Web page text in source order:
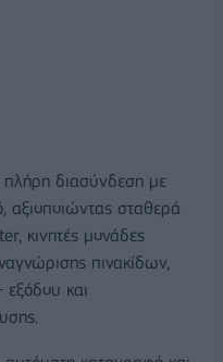
πλήρη διασύνδεση με
αξιοποιώντας σταθερά
κινητές μονάδες
πινακίδων,
εξόδου και